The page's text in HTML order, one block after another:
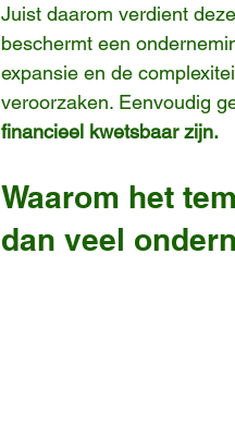
Juist daarom verdient
beschermt een
expansie en de
veroorzaken. Eenvoudig
financieel kwetsbaar zijn.
Waarom het
dan veel